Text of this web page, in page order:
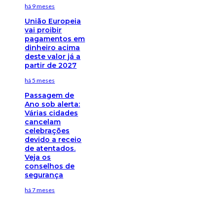
há 9 meses
União Europeia
vai proibir
pagamentos em
dinheiro acima
deste valor já a
partir de 2027
há 5 meses
Passagem de
Ano sob alerta:
Várias cidades
cancelam
celebrações
devido a receio
de atentados.
Veja os
conselhos de
segurança
há 7 meses